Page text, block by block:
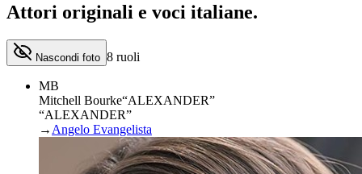
Attori originali e voci italiane.
Nascondi foto 8 ruoli
MB
Mitchell Bourke“ALEXANDER”
“ALEXANDER”
→ Angelo Evangelista